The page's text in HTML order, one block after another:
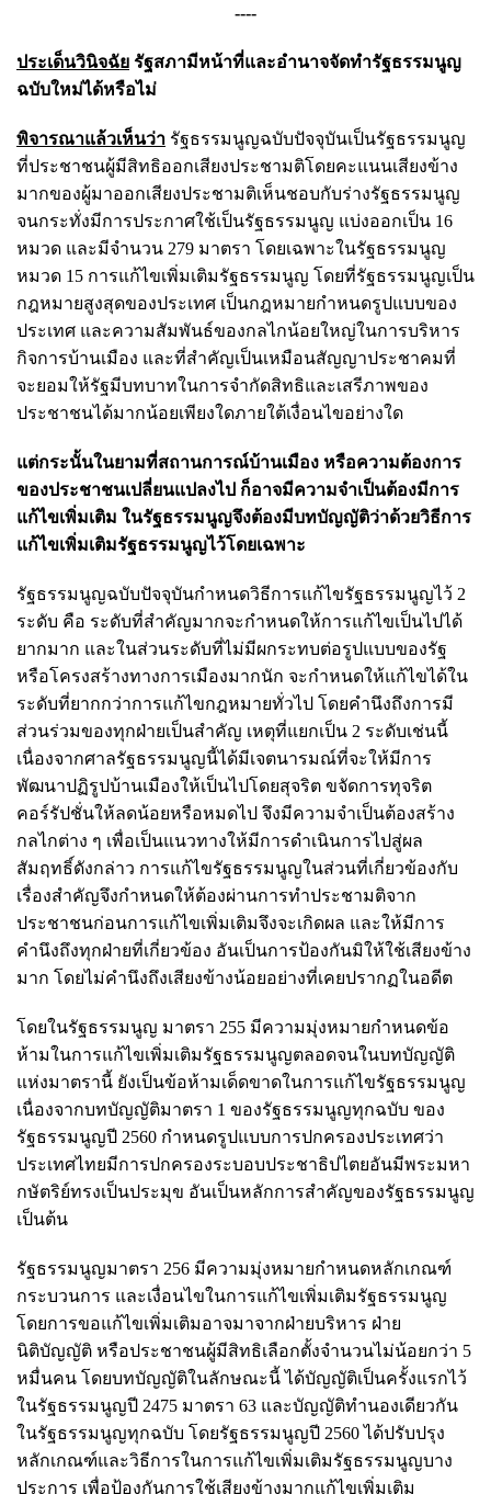
----
ประเด็นวินิจฉัย รัฐสภามีหน้าที่และอำนาจจัดทำรัฐธรรมนูญ
ฉบับใหม่ได้หรือไม่
พิจารณาแล้วเห็นว่า รัฐธรรมนูญฉบับปัจจุบันเป็นรัฐธรรมนูญ
ที่ประชาชนผู้มีสิทธิออกเสียงประชามติโดยคะแนนเสียงข้าง
มากของผู้มาออกเสียงประชามติเห็นชอบกับร่างรัฐธรรมนูญ
จนกระทั่งมีการประกาศใช้เป็นรัฐธรรมนูญ แบ่งออกเป็น 16
หมวด และมีจำนวน 279 มาตรา โดยเฉพาะในรัฐธรรมนูญ
หมวด 15 การแก้ไขเพิ่มเติมรัฐธรรมนูญ โดยที่รัฐธรรมนูญเป็น
กฎหมายสูงสุดของประเทศ เป็นกฎหมายกำหนดรูปแบบของ
ประเทศ และความสัมพันธ์ของกลไกน้อยใหญ่ในการบริหาร
กิจการบ้านเมือง และที่สำคัญเป็นเหมือนสัญญาประชาคมที่
จะยอมให้รัฐมีบทบาทในการจำกัดสิทธิและเสรีภาพของ
ประชาชนได้มากน้อยเพียงใดภายใต้เงื่อนไขอย่างใด
แต่กระนั้นในยามที่สถานการณ์บ้านเมือง หรือความต้องการ
ของประชาชนเปลี่ยนแปลงไป ก็อาจมีความจำเป็นต้องมีการ
แก้ไขเพิ่มเติม ในรัฐธรรมนูญจึงต้องมีบทบัญญัติว่าด้วยวิธีการ
แก้ไขเพิ่มเติมรัฐธรรมนูญไว้โดยเฉพาะ
รัฐธรรมนูญฉบับปัจจุบันกำหนดวิธีการแก้ไขรัฐธรรมนูญไว้ 2
ระดับ คือ ระดับที่สำคัญมากจะกำหนดให้การแก้ไขเป็นไปได้
ยากมาก และในส่วนระดับที่ไม่มีผกระทบต่อรูปแบบของรัฐ
หรือโครงสร้างทางการเมืองมากนัก จะกำหนดให้แก้ไขได้ใน
ระดับที่ยากกว่าการแก้ไขกฎหมายทั่วไป โดยคำนึงถึงการมี
ส่วนร่วมของทุกฝ่ายเป็นสำคัญ เหตุที่แยกเป็น 2 ระดับเช่นนี้
เนื่องจากศาลรัฐธรรมนูญนี้ได้มีเจตนารมณ์ที่จะให้มีการ
พัฒนาปฏิรูปบ้านเมืองให้เป็นไปโดยสุจริต ขจัดการทุจริต
คอร์รัปชั่นให้ลดน้อยหรือหมดไป จึงมีความจำเป็นต้องสร้าง
กลไกต่าง ๆ เพื่อเป็นแนวทางให้มีการดำเนินการไปสู่ผล
สัมฤทธิ์ดังกล่าว การแก้ไขรัฐธรรมนูญในส่วนที่เกี่ยวข้องกับ
เรื่องสำคัญจึงกำหนดให้ต้องผ่านการทำประชามติจาก
ประชาชนก่อนการแก้ไขเพิ่มเติมจึงจะเกิดผล และให้มีการ
คำนึงถึงทุกฝ่ายที่เกี่ยวข้อง อันเป็นการป้องกันมิให้ใช้เสียงข้าง
มาก โดยไม่คำนึงถึงเสียงข้างน้อยอย่างที่เคยปรากฏในอดีต
โดยในรัฐธรรมนูญ มาตรา 255 มีความมุ่งหมายกำหนดข้อ
ห้ามในการแก้ไขเพิ่มเติมรัฐธรรมนูญตลอดจนในบทบัญญัติ
แห่งมาตรานี้ ยังเป็นข้อห้ามเด็ดขาดในการแก้ไขรัฐธรรมนูญ
เนื่องจากบทบัญญัติมาตรา 1 ของรัฐธรรมนูญทุกฉบับ ของ
รัฐธรรมนูญปี 2560 กำหนดรูปแบบการปกครองประเทศว่า
ประเทศไทยมีการปกครองระบอบประชาธิปไตยอันมีพระมหา
กษัตริย์ทรงเป็นประมุข อันเป็นหลักการสำคัญของรัฐธรรมนูญ
เป็นต้น
รัฐธรรมนูญมาตรา 256 มีความมุ่งหมายกำหนดหลักเกณฑ์
กระบวนการ และเงื่อนไขในการแก้ไขเพิ่มเติมรัฐธรรมนูญ
โดยการขอแก้ไขเพิ่มเติมอาจมาจากฝ่ายบริหาร ฝ่าย
นิติบัญญัติ หรือประชาชนผู้มีสิทธิเลือกตั้งจำนวนไม่น้อยกว่า 5
หมื่นคน โดยบทบัญญัติในลักษณะนี้ ได้บัญญัติเป็นครั้งแรกไว้
ในรัฐธรรมนูญปี 2475 มาตรา 63 และบัญญัติทำนองเดียวกัน
ในรัฐธรรมนูญทุกฉบับ โดยรัฐธรรมนูญปี 2560 ได้ปรับปรุง
หลักเกณฑ์และวิธีการในการแก้ไขเพิ่มเติมรัฐธรรมนูญบาง
ประการ เพื่อป้องกันการใช้เสียงข้างมากแก้ไขเพิ่มเติม